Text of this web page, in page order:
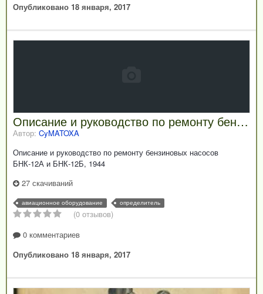
Опубликовано 18 января, 2017
Описание и руководство по ремонту бензиновых насосов БНК-12А и БНК-12Б, 1944
Автор: CyMATOXA
Описание и руководство по ремонту бензиновых насосов
БНК-12А и БНК-12Б, 1944
27 скачиваний
авиационное оборудование определитель
(0 отзывов)
0 комментариев
Опубликовано 18 января, 2017